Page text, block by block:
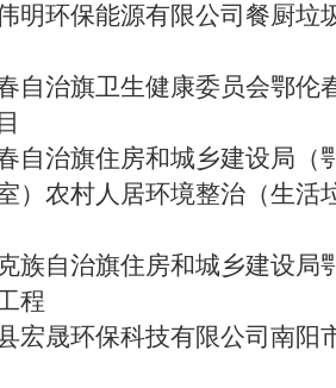
明环保能源有限公司餐厨垃
自治旗卫生健康委员会鄂伦
自治旗住房和城乡建设局（
）农村人居环境整治（生活
族自治旗住房和城乡建设局
程
宏晟环保科技有限公司南阳